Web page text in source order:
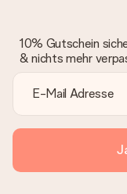
10% Gutschein
& nichts mehr